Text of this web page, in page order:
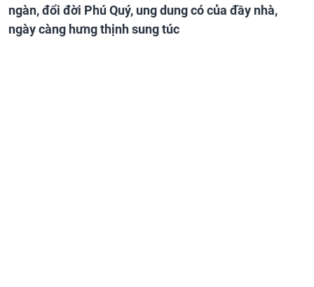
ngàn, đổi đời Phú Quý, ung dung có của đầy nhà,
ngày càng hưng thịnh sung túc